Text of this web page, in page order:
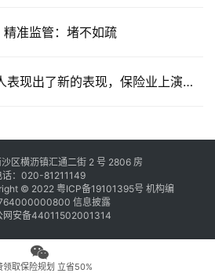
准监管：堵不如疏
出了新的表现，保险业上演高管大腾
区横沥镇汇通二街 2 号 2806 房
话：020-81211149
© 2022 粤ICP备19101395号 机构编
信息披露
安备44011502001314
领取保险规划 立省50%